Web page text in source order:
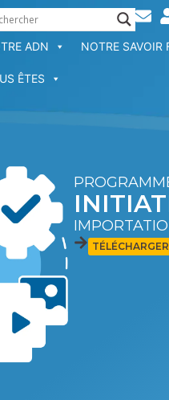
ADN NOTRE SAVOIR
ÊTES